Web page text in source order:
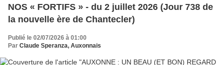
NOS « FORTIFS » - du 2 juillet 2026 (Jour 738 de
la nouvelle ère de Chantecler)
Publié le 02/07/2026 à 01:00
Par Claude Speranza, Auxonnais